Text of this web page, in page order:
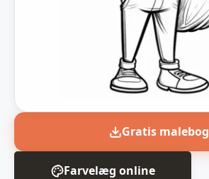
Gratis malebog
Farvelæg online